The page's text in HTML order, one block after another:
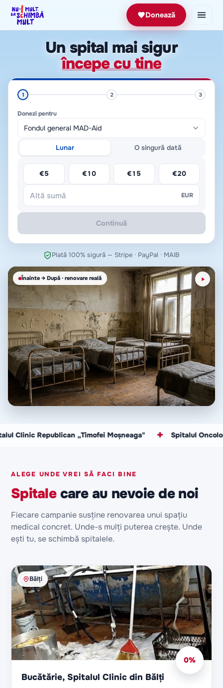
Donează
Un spital mai sigur
începe cu tine
1 2 3
Donezi pentru
Lunar O singură dată
€5 €10 €15 €20
EUR
Continuă
Plată 100% sigură — Stripe · PayPal · MAIB
Înainte → După · renovare reală
Republican „Timofei Moșneaga" ✚ Spitalul Oncologic
ALEGE UNDE VREI SĂ FACI BINE
Spitalecare au nevoie de noi
Fiecare campanie susține renovarea unui spațiu
medical concret. Unde-s mulți puterea crește. Unde
ești tu, se schimbă spitalele.
Bălți
0%
Bucătărie, Spitalul Clinic din Bălți